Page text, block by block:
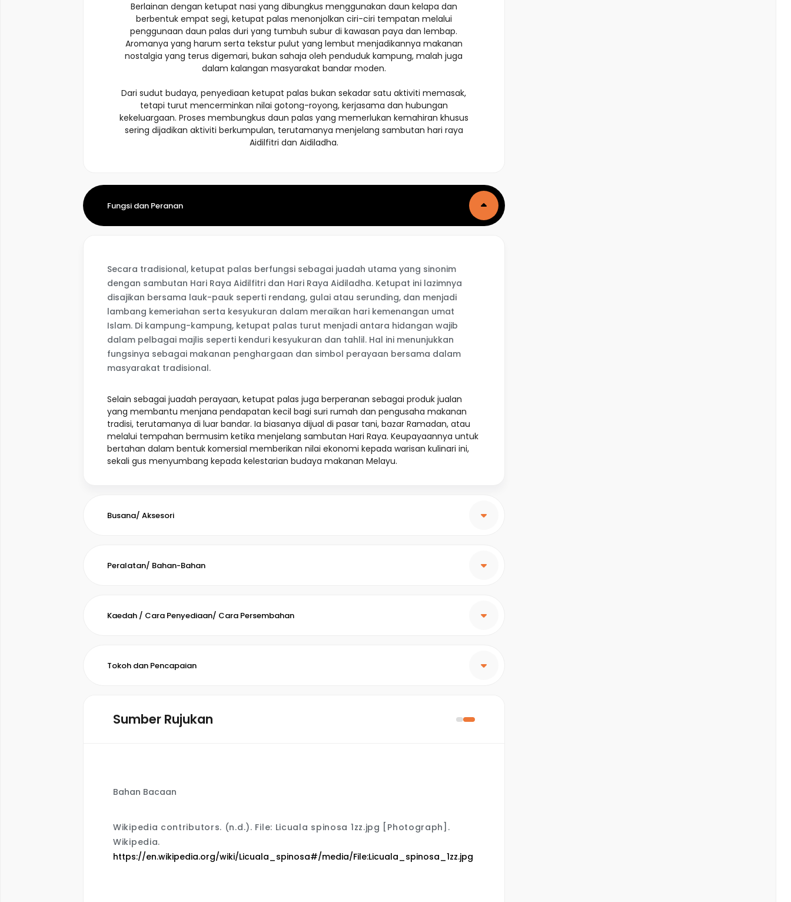
Berlainan dengan ketupat nasi yang dibungkus menggunakan daun kelapa dan
berbentuk empat segi, ketupat palas menonjolkan ciri-ciri tempatan melalui
penggunaan daun palas duri yang tumbuh subur di kawasan paya dan lembap.
Aromanya yang harum serta tekstur pulut yang lembut menjadikannya makanan
nostalgia yang terus digemari, bukan sahaja oleh penduduk kampung, malah juga
dalam kalangan masyarakat bandar moden.
Dari sudut budaya, penyediaan ketupat palas bukan sekadar satu aktiviti memasak,
tetapi turut mencerminkan nilai gotong-royong, kerjasama dan hubungan
kekeluargaan. Proses membungkus daun palas yang memerlukan kemahiran khusus
sering dijadikan aktiviti berkumpulan, terutamanya menjelang sambutan hari raya
Aidilfitri dan Aidiladha.
Fungsi dan Peranan
Secara tradisional, ketupat palas berfungsi sebagai juadah utama yang sinonim
dengan sambutan Hari Raya Aidilfitri dan Hari Raya Aidiladha. Ketupat ini lazimnya
disajikan bersama lauk-pauk seperti rendang, gulai atau serunding, dan menjadi
lambang kemeriahan serta kesyukuran dalam meraikan hari kemenangan umat
Islam. Di kampung-kampung, ketupat palas turut menjadi antara hidangan wajib
dalam pelbagai majlis seperti kenduri kesyukuran dan tahlil. Hal ini menunjukkan
fungsinya sebagai makanan penghargaan dan simbol perayaan bersama dalam
masyarakat tradisional.
Selain sebagai juadah perayaan, ketupat palas juga berperanan sebagai produk jualan
yang membantu menjana pendapatan kecil bagi suri rumah dan pengusaha makanan
tradisi, terutamanya di luar bandar. Ia biasanya dijual di pasar tani, bazar Ramadan, atau
melalui tempahan bermusim ketika menjelang sambutan Hari Raya. Keupayaannya untuk
bertahan dalam bentuk komersial memberikan nilai ekonomi kepada warisan kulinari ini,
sekali gus menyumbang kepada kelestarian budaya makanan Melayu.
Busana/ Aksesori
Peralatan/ Bahan-Bahan
Kaedah / Cara Penyediaan/ Cara Persembahan
Tokoh dan Pencapaian
Sumber Rujukan
Bahan Bacaan
Wikipedia contributors. (n.d.). File: Licuala spinosa 1zz.jpg [Photograph].
Wikipedia.
https://en.wikipedia.org/wiki/Licuala_spinosa#/media/File:Licuala_spinosa_1zz.jpg